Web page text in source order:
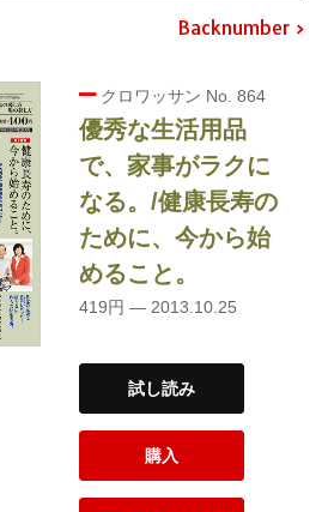
Backnumber
クロワッサン No. 864
優秀な生活用品
で、家事がラクに
なる。/健康長寿の
ために、今から始
めること。
419円 — 2013.10.25
試し読み
購入